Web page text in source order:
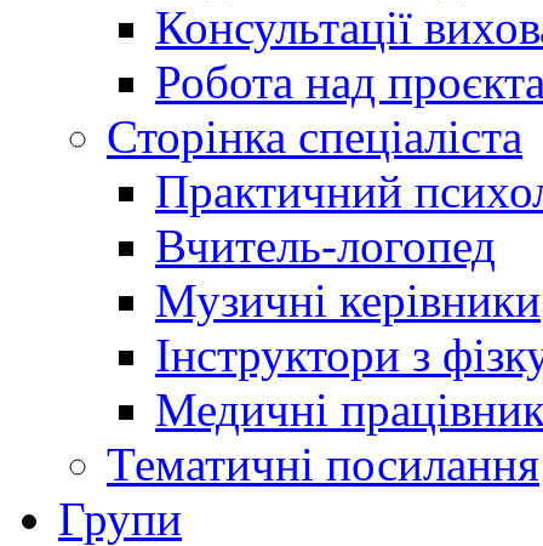
Консультації
Робота над
Сторінка спеціаліста
Практичний
Вчитель-логопед
Музичні керівники
Інструктори з
Медичні
Тематичні посилання
Групи